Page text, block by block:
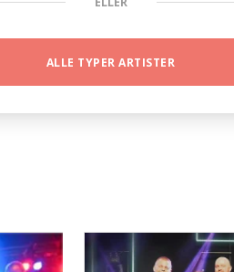
ALLE TYPER ARTISTER